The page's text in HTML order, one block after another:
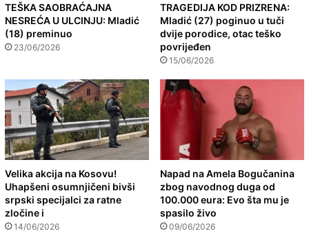
TEŠKA SAOBRAĆAJNA
NESREĆA U ULCINJU: Mladić
(18) preminuo
23/06/2026
TRAGEDIJA KOD PRIZRENA:
Mladić (27) poginuo u tuči
dvije porodice, otac teško
povrijeđen
15/06/2026
Velika akcija na Kosovu!
Uhapšeni osumnjičeni bivši
srpski specijalci za ratne
zločine i
14/06/2026
Napad na Amela Bogučanina
zbog navodnog duga od
100.000 eura: Evo šta mu je
spasilo živo
09/06/2026